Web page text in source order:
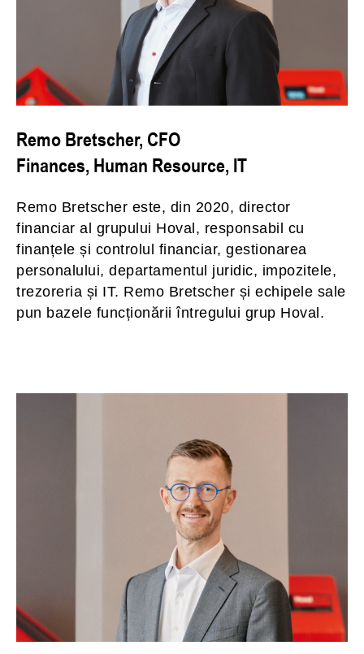
Remo Bretscher, CFO
Finances, Human Resource, IT
Remo Bretscher este, din 2020, director
financiar al grupului Hoval, responsabil cu
finanțele și controlul financiar, gestionarea
personalului, departamentul juridic, impozitele,
trezoreria și IT. Remo Bretscher și echipele sale
pun bazele funcționării întregului grup Hoval.